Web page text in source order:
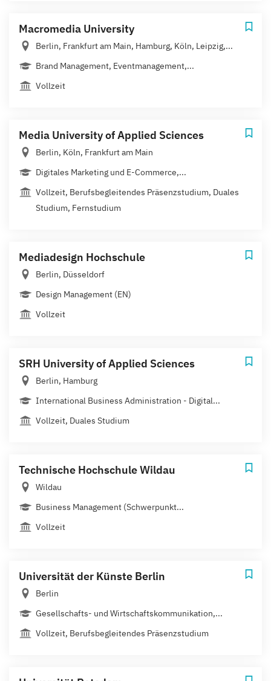
Macromedia University
Berlin, Frankfurt am Main, Hamburg, Köln, Leipzig,...
Brand Management, Eventmanagement,...
Vollzeit
Media University of Applied Sciences
Berlin, Köln, Frankfurt am Main
Digitales Marketing und E-Commerce,...
Vollzeit, Berufsbegleitendes Präsenzstudium, Duales
Studium, Fernstudium
Mediadesign Hochschule
Berlin, Düsseldorf
Design Management (EN)
Vollzeit
SRH University of Applied Sciences
Berlin, Hamburg
International Business Administration - Digital...
Vollzeit, Duales Studium
Technische Hochschule Wildau
Wildau
Business Management (Schwerpunkt...
Vollzeit
Universität der Künste Berlin
Berlin
Gesellschafts- und Wirtschaftskommunikation,...
Vollzeit, Berufsbegleitendes Präsenzstudium